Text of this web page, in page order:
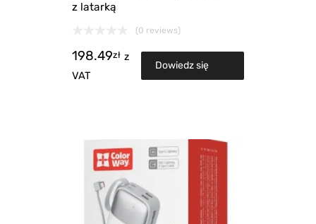
z latarką
(0 reviews)
198.49zł z
VAT
Dowiedz się